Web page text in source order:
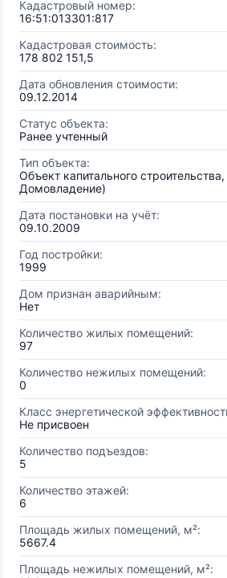
Кадастровый номер:
16:51:013301:817
Кадастровая стоимость:
178 802 151,5
Дата обновления стоимости:
09.12.2014
Статус объекта:
Ранее учтенный
Тип объекта:
Объект капитального
Домовладение)
Дата постановки на учёт:
09.10.2009
Год постройки:
1999
Дом признан аварийным:
Нет
Количество жилых помещений:
97
Количество нежилых помещений:
0
Класс энергетической
Не присвоен
Количество подъездов:
5
Количество этажей:
6
Площадь жилых помещений, м²:
5667.4
Площадь нежилых помещений, м²: